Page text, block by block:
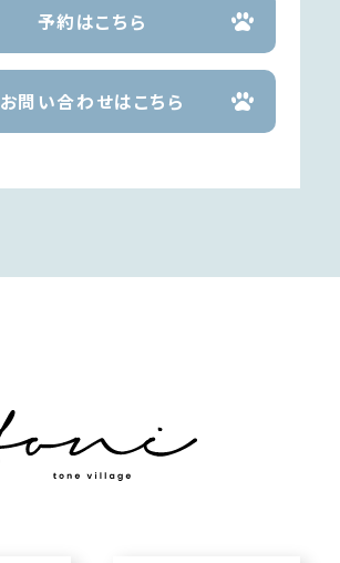
予約はこちら
お問い合わせはこちら